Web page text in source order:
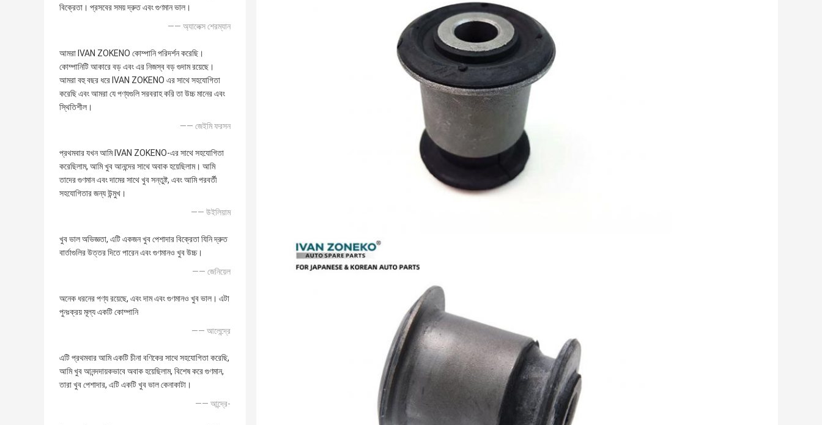
বিক্রেতা। প্রসবের সময় দ্রুত এবং গুণমান ভাল।
—— অ্যালেক্স শেরম্যান
আমরা IVAN ZOKENO কোম্পানি পরিদর্শন করেছি।
কোম্পানিটি আকারে বড় এবং এর নিজস্ব বড় গুদাম রয়েছে।
আমরা বহু বছর ধরে IVAN ZOKENO এর সাথে সহযোগিতা
করেছি এবং আমরা যে পণ্যগুলি সরবরাহ করি তা উচ্চ মানের এবং
স্থিতিশীল।
—— জেইমি ফরসন
প্রথমবার যখন আমি IVAN ZOKENO-এর সাথে সহযোগিতা
করেছিলাম, আমি খুব আনন্দের সাথে অবাক হয়েছিলাম। আমি
তাদের গুণমান এবং দামের সাথে খুব সন্তুষ্ট, এবং আমি পরবর্তী
সহযোগিতার জন্য উন্মুখ।
—— উইলিয়াম
খুব ভাল অভিজ্ঞতা, এটি একজন খুব পেশাদার বিক্রেতা যিনি দ্রুত
বার্তাগুলির উত্তর দিতে পারেন এবং গুণমানও খুব উচ্চ।
—— জেনিয়েল
অনেক ধরনের পণ্য রয়েছে, এবং দাম এবং গুণমানও খুব ভাল। এটা
পুনঃক্রয় মূল্য একটি কোম্পানি
—— আলেন্দ্রে
এটি প্রথমবার আমি একটি চীনা বণিকের সাথে সহযোগিতা করেছি,
আমি খুব আনন্দদায়কভাবে অবাক হয়েছিলাম, বিশেষ করে গুণমান,
তারা খুব পেশাদার, এটি একটি খুব ভাল কেনাকাটা।
—— আন্দ্রে-